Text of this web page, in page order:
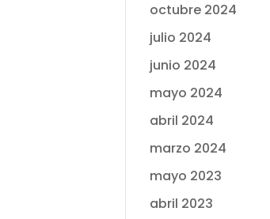
octubre 2024
julio 2024
junio 2024
mayo 2024
abril 2024
marzo 2024
mayo 2023
abril 2023